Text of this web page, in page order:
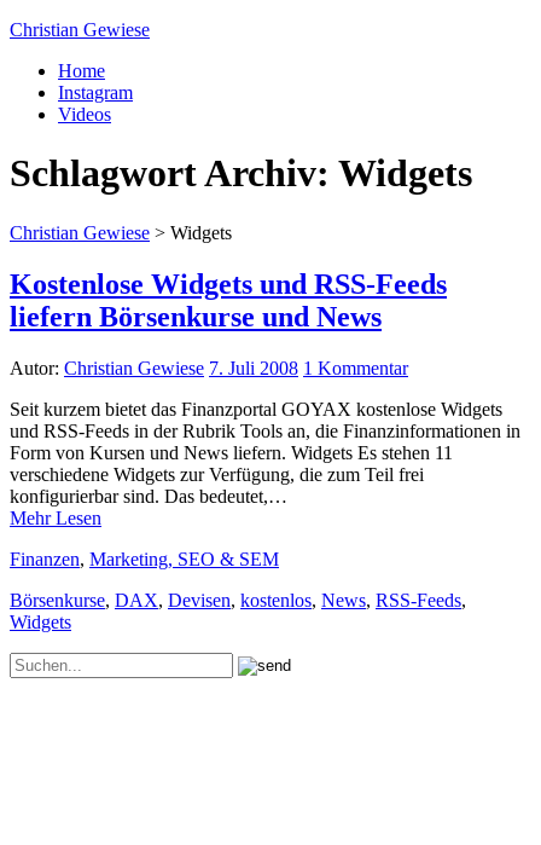
Christian Gewiese
Home
Instagram
Videos
Schlagwort Archiv: Widgets
Christian Gewiese > Widgets
Kostenlose Widgets und RSS-Feeds
liefern Börsenkurse und News
Autor: Christian Gewiese 7. Juli 2008 1 Kommentar
Seit kurzem bietet das Finanzportal GOYAX kostenlose Widgets
und RSS-Feeds in der Rubrik Tools an, die Finanzinformationen in
Form von Kursen und News liefern. Widgets Es stehen 11
verschiedene Widgets zur Verfügung, die zum Teil frei
konfigurierbar sind. Das bedeutet,…
Mehr Lesen
Finanzen, Marketing, SEO & SEM
Börsenkurse, DAX, Devisen, kostenlos, News, RSS-Feeds,
Widgets